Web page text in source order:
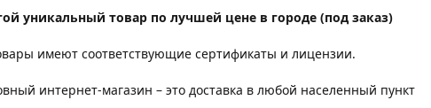
уникальный товар по лучшей цене в городе (под заказ)
имеют соответствующие сертификаты и лицензии.
интернет-магазин – это доставка в любой населенный пункт